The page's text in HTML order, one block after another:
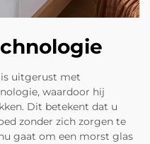
uitgerust met
waardoor hij
Dit betekent dat u
zonder zich zorgen te
gaat om een morst glas